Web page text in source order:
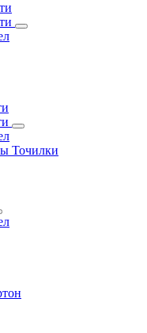
Точилки